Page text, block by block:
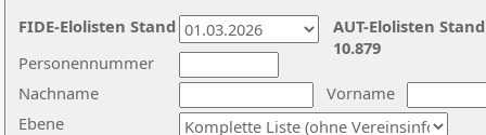
Nachname
Vorname
Ebene
Personennummer
AUT-Elolisten
10.879
FIDE-Elolisten Stand